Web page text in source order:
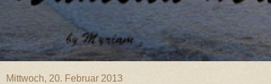
Mittwoch, 20. Februar 2013